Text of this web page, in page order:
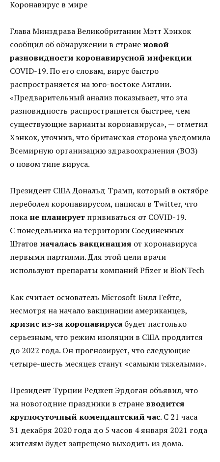
Коронавирус в мире
Глава Минздрава Великобритании Мэтт Хэнкок
сообщил об обнаружении в стране новой
разновидности коронавирусной инфекции
COVID-19. По его словам, вирус быстро
распространяется на юго-востоке Англии.
«Предварительный анализ показывает, что эта
разновидность распространяется быстрее, чем
существующие варианты коронавируса», — отметил
Хэнкок, уточнив, что британская сторона уведомила
Всемирную организацию здравоохранения (ВОЗ)
о новом типе вируса.
Президент США Дональд Трамп, который в октябре
переболел коронавирусом, написал в Twitter, что
пока не планирует прививаться от COVID-19.
С понедельника на территории Соединенных
Штатов началась вакцинация от коронавируса
первыми партиями. Для этой цели врачи
используют препараты компаний Pfizer и BioNTech
Как считает основатель Microsoft Билл Гейтс,
несмотря на начало вакцинации американцев,
кризис из-за коронавируса будет настолько
серьезным, что режим изоляции в США продлится
до 2022 года. Он прогнозирует, что следующие
четыре-шесть месяцев станут «самыми тяжелыми».
Президент Турции Реджеп Эрдоган объявил, что
на новогодние праздники в стране вводится
круглосуточный комендантский час. С 21 часа
31 декабря 2020 года до 5 часов 4 января 2021 года
жителям будет запрещено выходить из дома.